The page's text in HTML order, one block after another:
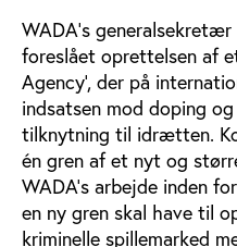
WADA's
foreslået oprettelsen af
Agency’, der på
indsatsen mod doping
tilknytning til idrætten.
én gren af et nyt og
WADA’s arbejde inden
en ny gren skal have til
kriminelle spillemarked